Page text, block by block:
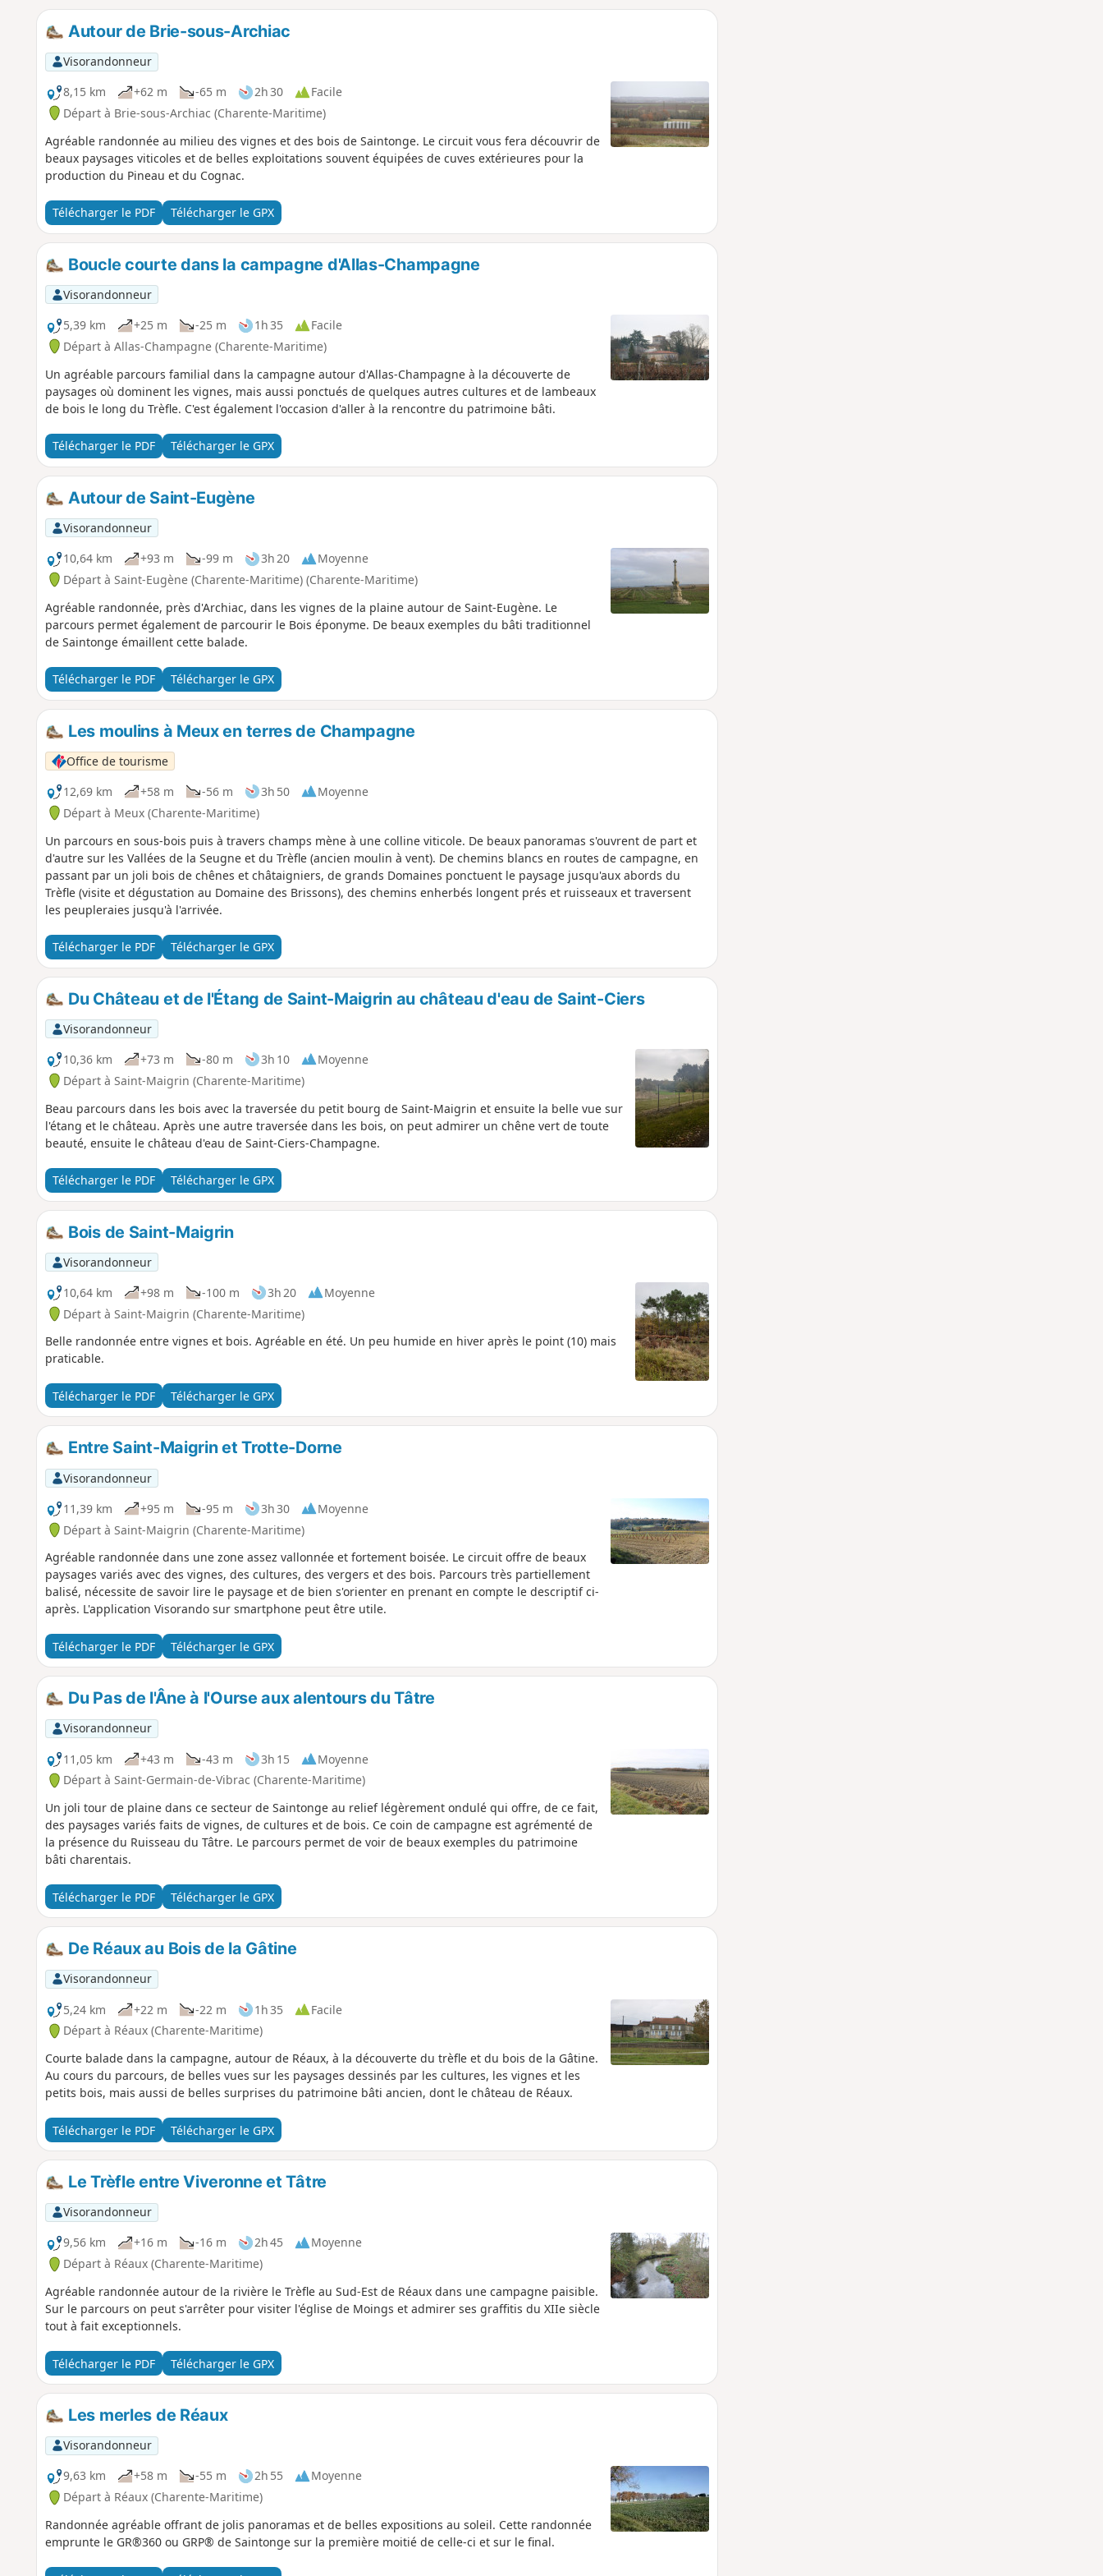
Autour de Brie-sous-Archiac
Visorandonneur
8,15 km
+62 m -65 m 2h 30
Facile
Départ à Brie-sous-Archiac (Charente-Maritime)
Agréable randonnée au milieu des vignes et des bois de Saintonge. Le circuit vous fera découvrir de
beaux paysages viticoles et de belles exploitations souvent équipées de cuves extérieures pour la
production du Pineau et du Cognac.
Télécharger le PDF Télécharger le GPX
Boucle courte dans la campagne d'Allas-Champagne
Visorandonneur
5,39 km
+25 m -25 m 1h 35
Facile
Départ à Allas-Champagne (Charente-Maritime)
Un agréable parcours familial dans la campagne autour d'Allas-Champagne à la découverte de
paysages où dominent les vignes, mais aussi ponctués de quelques autres cultures et de lambeaux
de bois le long du Trèfle. C'est également l'occasion d'aller à la rencontre du patrimoine bâti.
Télécharger le PDF Télécharger le GPX
Autour de Saint-Eugène
Visorandonneur
10,64 km
+93 m -99 m 3h 20
Moyenne
Départ à Saint-Eugène (Charente-Maritime) (Charente-Maritime)
Agréable randonnée, près d'Archiac, dans les vignes de la plaine autour de Saint-Eugène. Le
parcours permet également de parcourir le Bois éponyme. De beaux exemples du bâti traditionnel
de Saintonge émaillent cette balade.
Télécharger le PDF Télécharger le GPX
Les moulins à Meux en terres de Champagne
Office de tourisme
12,69 km
+58 m -56 m 3h 50
Moyenne
Départ à Meux (Charente-Maritime)
Un parcours en sous-bois puis à travers champs mène à une colline viticole. De beaux panoramas s'ouvrent de part et
d'autre sur les Vallées de la Seugne et du Trèfle (ancien moulin à vent). De chemins blancs en routes de campagne, en
passant par un joli bois de chênes et châtaigniers, de grands Domaines ponctuent le paysage jusqu'aux abords du
Trèfle (visite et dégustation au Domaine des Brissons), des chemins enherbés longent prés et ruisseaux et traversent
les peupleraies jusqu'à l'arrivée.
Télécharger le PDF Télécharger le GPX
Du Château et de l'Étang de Saint-Maigrin au château d'eau de Saint-Ciers
Visorandonneur
10,36 km
+73 m -80 m 3h 10
Moyenne
Départ à Saint-Maigrin (Charente-Maritime)
Beau parcours dans les bois avec la traversée du petit bourg de Saint-Maigrin et ensuite la belle vue sur
l'étang et le château. Après une autre traversée dans les bois, on peut admirer un chêne vert de toute
beauté, ensuite le château d'eau de Saint-Ciers-Champagne.
Télécharger le PDF Télécharger le GPX
Bois de Saint-Maigrin
Visorandonneur
10,64 km
+98 m -100 m 3h 20
Moyenne
Départ à Saint-Maigrin (Charente-Maritime)
Belle randonnée entre vignes et bois. Agréable en été. Un peu humide en hiver après le point (10) mais
praticable.
Télécharger le PDF Télécharger le GPX
Entre Saint-Maigrin et Trotte-Dorne
Visorandonneur
11,39 km
+95 m -95 m 3h 30
Moyenne
Départ à Saint-Maigrin (Charente-Maritime)
Agréable randonnée dans une zone assez vallonnée et fortement boisée. Le circuit offre de beaux
paysages variés avec des vignes, des cultures, des vergers et des bois. Parcours très partiellement
balisé, nécessite de savoir lire le paysage et de bien s'orienter en prenant en compte le descriptif ci-
après. L'application Visorando sur smartphone peut être utile.
Télécharger le PDF Télécharger le GPX
Du Pas de l'Âne à l'Ourse aux alentours du Tâtre
Visorandonneur
11,05 km
+43 m -43 m 3h 15
Moyenne
Départ à Saint-Germain-de-Vibrac (Charente-Maritime)
Un joli tour de plaine dans ce secteur de Saintonge au relief légèrement ondulé qui offre, de ce fait,
des paysages variés faits de vignes, de cultures et de bois. Ce coin de campagne est agrémenté de
la présence du Ruisseau du Tâtre. Le parcours permet de voir de beaux exemples du patrimoine
bâti charentais.
Télécharger le PDF Télécharger le GPX
De Réaux au Bois de la Gâtine
Visorandonneur
5,24 km
+22 m -22 m 1h 35
Facile
Départ à Réaux (Charente-Maritime)
Courte balade dans la campagne, autour de Réaux, à la découverte du trèfle et du bois de la Gâtine.
Au cours du parcours, de belles vues sur les paysages dessinés par les cultures, les vignes et les
petits bois, mais aussi de belles surprises du patrimoine bâti ancien, dont le château de Réaux.
Télécharger le PDF Télécharger le GPX
Le Trèfle entre Viveronne et Tâtre
Visorandonneur
9,56 km
+16 m -16 m 2h 45
Moyenne
Départ à Réaux (Charente-Maritime)
Agréable randonnée autour de la rivière le Trèfle au Sud-Est de Réaux dans une campagne paisible.
Sur le parcours on peut s'arrêter pour visiter l'église de Moings et admirer ses graffitis du XIIe siècle
tout à fait exceptionnels.
Télécharger le PDF Télécharger le GPX
Les merles de Réaux
Visorandonneur
9,63 km
+58 m -55 m 2h 55
Moyenne
Départ à Réaux (Charente-Maritime)
Randonnée agréable offrant de jolis panoramas et de belles expositions au soleil. Cette randonnée
emprunte le GR®360 ou GRP® de Saintonge sur la première moitié de celle-ci et sur le final.